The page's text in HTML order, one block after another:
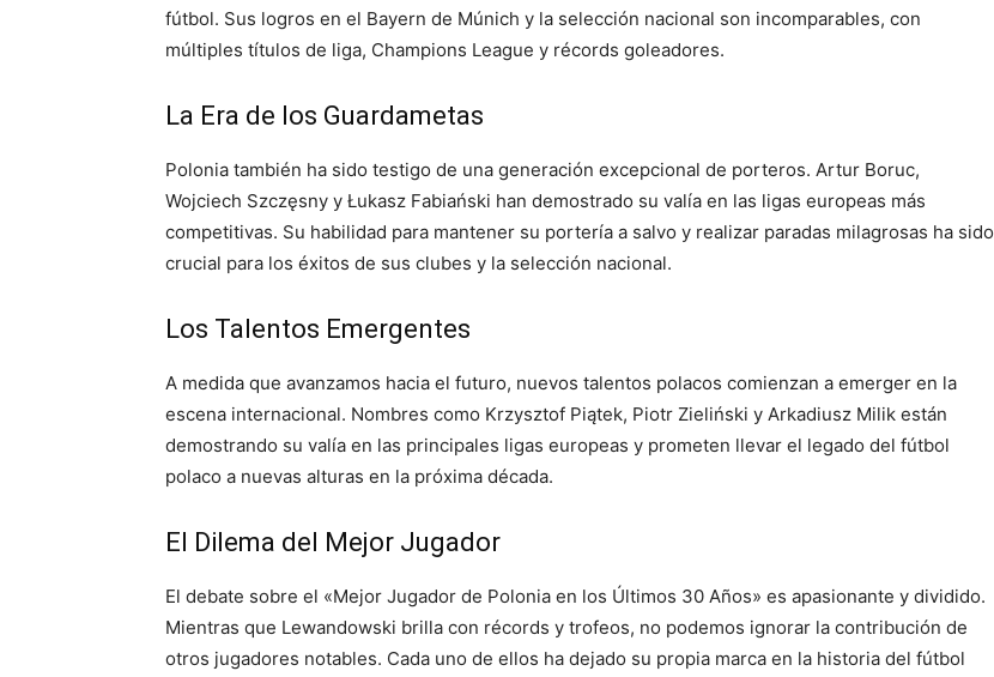
fútbol. Sus logros en el Bayern de Múnich y la selección nacional son incomparables, con
múltiples títulos de liga, Champions League y récords goleadores.
La Era de los Guardametas
Polonia también ha sido testigo de una generación excepcional de porteros. Artur Boruc,
Wojciech Szczęsny y Łukasz Fabiański han demostrado su valía en las ligas europeas más
competitivas. Su habilidad para mantener su portería a salvo y realizar paradas milagrosas ha sido
crucial para los éxitos de sus clubes y la selección nacional.
Los Talentos Emergentes
A medida que avanzamos hacia el futuro, nuevos talentos polacos comienzan a emerger en la
escena internacional. Nombres como Krzysztof Piątek, Piotr Zieliński y Arkadiusz Milik están
demostrando su valía en las principales ligas europeas y prometen llevar el legado del fútbol
polaco a nuevas alturas en la próxima década.
El Dilema del Mejor Jugador
El debate sobre el «Mejor Jugador de Polonia en los Últimos 30 Años» es apasionante y dividido.
Mientras que Lewandowski brilla con récords y trofeos, no podemos ignorar la contribución de
otros jugadores notables. Cada uno de ellos ha dejado su propia marca en la historia del fútbol